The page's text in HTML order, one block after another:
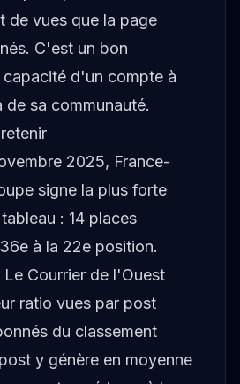
de vues que la page
C'est un bon
capacité d'un compte à
sa communauté.
2025, France-
signe la plus forte
: 14 places
à la 22e position.
Courrier de l'Ouest
ratio vues par post
du classement
y génère en moyenne